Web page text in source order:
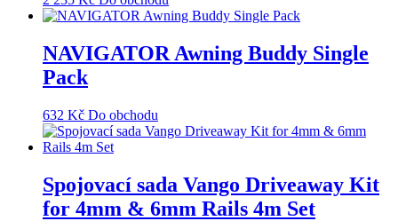
NAVIGATOR Awning Buddy Single
Pack
632 Kč Do obchodu
Spojovací sada Vango Driveaway Kit
for 4mm & 6mm Rails 4m Set